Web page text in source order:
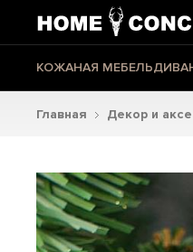
КОЖАНАЯ МЕБЕЛЬ
Главная Декор и